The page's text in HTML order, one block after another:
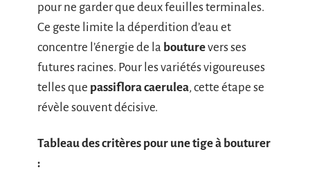
pour ne garder que deux feuilles terminales.
Ce geste limite la déperdition d’eau et
concentre l’énergie de la bouturevers ses
futures racines. Pour les variétés vigoureuses
telles que passiflora caerulea, cette étape se
révèle souvent décisive.
Tableau des critères pour une tige à bouturer
: